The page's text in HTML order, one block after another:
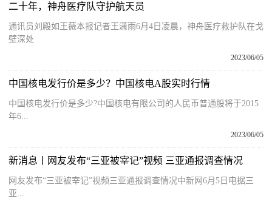
二十年，神舟医疗队守护航天员
通讯员刘殿如王薇本报记者王潇雨6月4日凌晨，神舟医疗救护队在戈
壁深处
2023/06/05
中国核电发行价是多少？中国核电A股实时行情
中国核电发行价是多少?中国核电有限公司的人民币普通股将于2015
年6...
2023/06/05
新消息丨网友发布“三亚被宰记”视频 三亚通报调查情况
网友发布“三亚被宰记”视频三亚通报调查情况中新网6月5日电据三
亚...